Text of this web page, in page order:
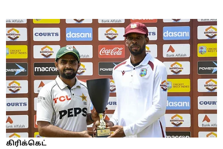
கிரிக்கெட்